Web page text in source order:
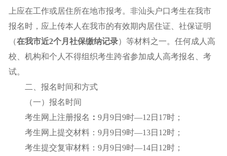
上应在工作或居住所在地市报考。非汕头户口考生在我市
报名时，应上传本人在我市的有效期内居住证、社保证明
（在我市近2个月社保缴纳记录）等材料之一。任何成人高
校、机构和个人不得组织考生跨省参加成人高考报名、考
试。
二、报名时间和方式
（一）报名时间
考生网上注册报名 ： 9月9日9时—12日17时；
考生网上提交材料：9月9日9时—13日12时；
考生提交复审材料：9月9日9时—14日12时；